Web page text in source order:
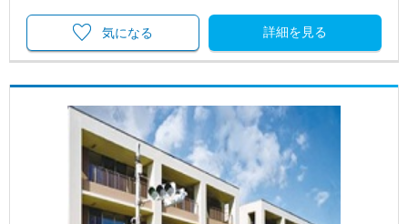
詳細を見る
気になる